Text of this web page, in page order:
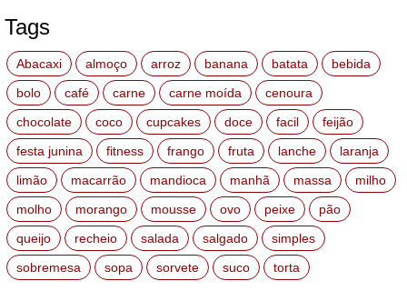
Tags
Abacaxi almoço arroz banana batata
bebida
bolo
café carne carne moída
cenoura
chocolate
coco cupcakes doce facil
feijão
festa junina
fitness frango fruta lanche
laranja
limão
macarrão mandioca manhã massa
milho
molho
morango mousse ovo peixe
pão
queijo
recheio salada salgado
simples
sobremesa
sopa sorvete suco torta